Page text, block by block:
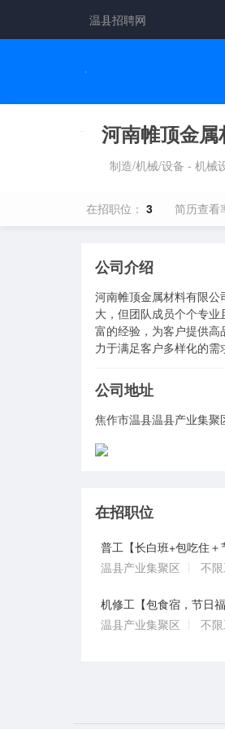
温县招聘网
河南帷顶金
制造/机械/设备 - 机械
在招职位： 3 简历查看
公司介绍
河南帷顶金属材料有限
大，但团队成员个个专
富的经验，为客户提供
力于满足客户多样化的需
公司地址
焦作市温县温县产业集聚
在招职位
普工【长白班+包吃住＋
温县产业集聚区
不
机修工【包食宿，节日福
温县产业集聚区
不